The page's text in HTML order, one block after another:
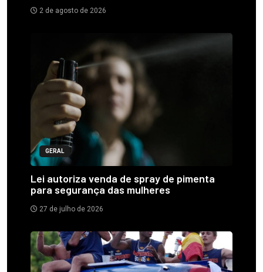
2 de agosto de 2026
GERAL
Lei autoriza venda de spray de pimenta
para segurança das mulheres
27 de julho de 2026